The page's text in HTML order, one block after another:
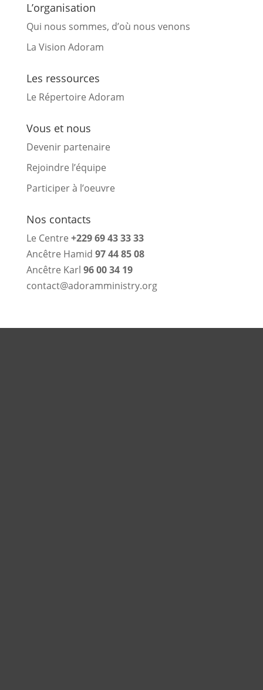
L’organisation
Qui nous sommes, d’où nous venons
La Vision Adoram
Les ressources
Le Répertoire Adoram
Vous et nous
Devenir partenaire
Rejoindre l’équipe
Participer à l’oeuvre
Nos contacts
Le Centre +229 69 43 33 33
Ancêtre Hamid 97 44 85 08
Ancêtre Karl 96 00 34 19
contact@adoramministry.org